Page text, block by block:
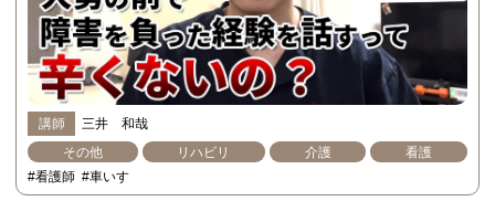
講師
三井 和哉
その他
リハビリ 介護
看護
#看護師 #車いす